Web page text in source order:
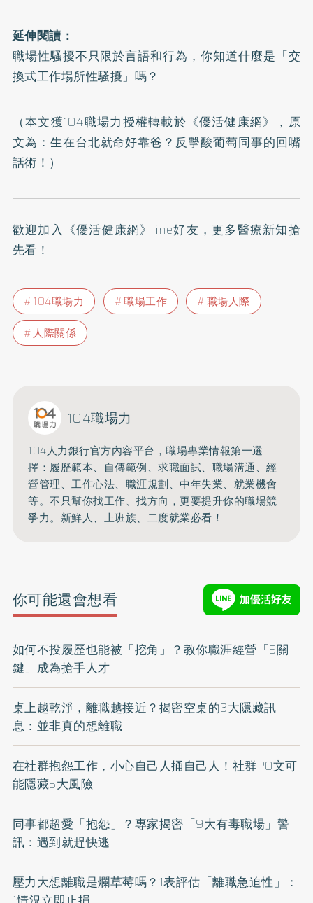
延伸閱讀：
職場性騷擾不只限於言語和行為，你知道什麼是「交
換式工作場所性騷擾」嗎？
（本文獲104職場力授權轉載於《優活健康網》，原
文為： 生在台北就命好靠爸？反擊酸葡萄同事的回嘴
話術！ ）
歡迎加入 《優活健康網》line好友 ，更多醫療新知搶
先看！
104職場力 職場工作
職場人際
人際關係
104職場力
104人力銀行官方內容平台，職場專業情報第一選
擇：履歷範本、自傳範例、求職面試、職場溝通、經
營管理、工作心法、 職涯規劃、中年失業、就業機會
等。不只幫你找工作、找方向，更要提升你的職場競
爭力。新鮮人、上班族、二度就業必看！
你可能還會想看
如何不投履歷也能被「挖角」？教你職涯經營「5關
鍵」成為搶手人才
桌上越乾淨，離職越接近？揭密空桌的3大隱藏訊
息：並非真的想離職
在社群抱怨工作，小心自己人捅自己人！社群PO文可
能隱藏5大風險
同事都超愛「抱怨」？專家揭密「9大有毒職場」警
訊：遇到就趕快逃
壓力大想離職是爛草莓嗎？1表評估「離職急迫性」：